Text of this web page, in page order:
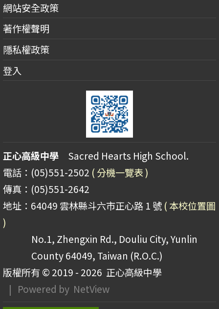
網站安全政策
著作權聲明
隱私權政策
登入
正心高級中學 Sacred Hearts High School.
電話：(05)551-2502 ( 分機一覽表 )
傳真：(05)551-2642
地址：64049 雲林縣斗六市正心路 1 號 ( 本校位置圖
)
No.1, Zhengxin Rd., Douliu City, Yunlin
County 64049, Taiwan (R.O.C.)
版權所有 © 2019 - 2026 正心高級中學
| Powered by NetView